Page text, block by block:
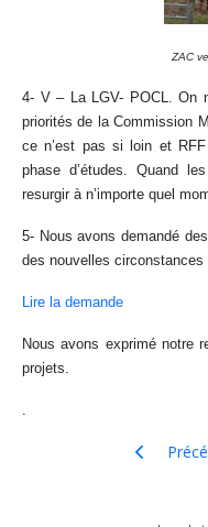
ZAC
4- V –La LGV- POCL. On
priorités de la Commission
ce n’est pas si loin et
phase d’études. Quand
resurgir à n’importe quel
5- Nous avons demandé
des nouvelles circonstances
Lire la demande
Nous avons exprimé notre
projets.
.
Article